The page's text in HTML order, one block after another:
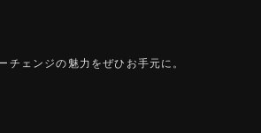
チェンジの魅力をぜひお手元に。